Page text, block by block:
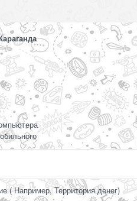
( Например, Территория денег)